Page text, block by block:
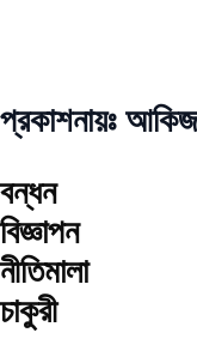
প্রকাশনায়ঃ আকিজ
বন্ধন
বিজ্ঞাপন
নীতিমালা
চাকুরী